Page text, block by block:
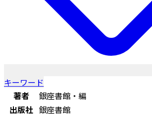
キーワード
著者
銀座書館・編
出版社 銀座書館